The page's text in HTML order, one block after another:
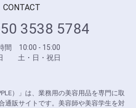
CONTACT
3538 5784
間 10:00 - 15:00
土・日・祝日
）」は、業務用の美容用品を専門に取
通販サイトです。美容師や美容学生を対